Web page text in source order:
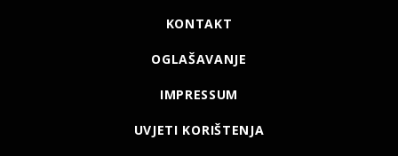
KONTAKT
OGLAŠAVANJE
IMPRESSUM
UVJETI KORIŠTENJA